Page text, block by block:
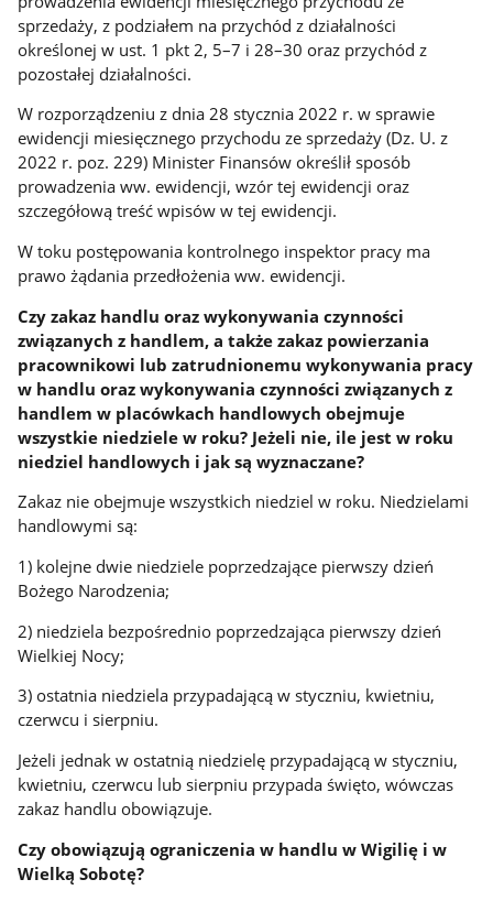
sprzedaży, z podziałem na przychód z działalności
określonej w ust. 1 pkt 2, 5–7 i 28–30 oraz przychód z
pozostałej działalności.
W rozporządzeniu z dnia 28 stycznia 2022 r. w sprawie
ewidencji miesięcznego przychodu ze sprzedaży (Dz. U. z
2022 r. poz. 229) Minister Finansów określił sposób
prowadzenia ww. ewidencji, wzór tej ewidencji oraz
szczegółową treść wpisów w tej ewidencji.
W toku postępowania kontrolnego inspektor pracy ma
prawo żądania przedłożenia ww. ewidencji.
Czy zakaz handlu oraz wykonywania czynności
związanych z handlem, a także zakaz powierzania
pracownikowi lub zatrudnionemu wykonywania pracy
w handlu oraz wykonywania czynności związanych z
handlem w placówkach handlowych obejmuje
wszystkie niedziele w roku? Jeżeli nie, ile jest w roku
niedziel handlowych i jak są wyznaczane?
Zakaz nie obejmuje wszystkich niedziel w roku. Niedzielami
handlowymi są:
1) kolejne dwie niedziele poprzedzające pierwszy dzień
Bożego Narodzenia;
2) niedziela bezpośrednio poprzedzająca pierwszy dzień
Wielkiej Nocy;
3) ostatnia niedziela przypadającą w styczniu, kwietniu,
czerwcu i sierpniu.
Jeżeli jednak w ostatnią niedzielę przypadającą w styczniu,
kwietniu, czerwcu lub sierpniu przypada święto, wówczas
zakaz handlu obowiązuje.
Czy obowiązują ograniczenia w handlu w Wigilię i w
Wielką Sobotę?